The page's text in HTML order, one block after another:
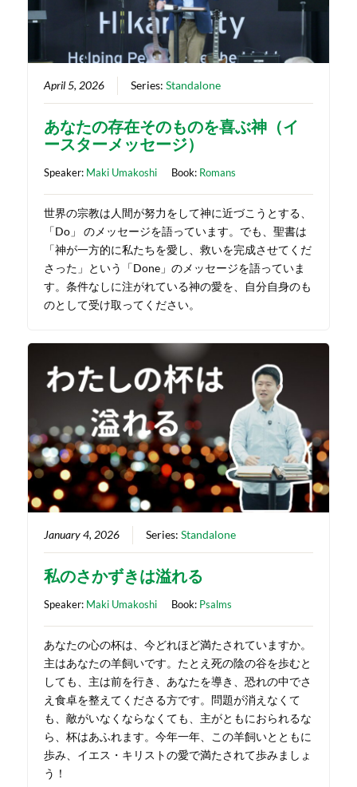
April 5, 2026 Series:Standalone
あなたの存在そのものを喜ぶ神（イ
ースターメッセージ）
Speaker: Maki Umakoshi Book: Romans
世界の宗教は人間が努力をして神に近づこうとする、
「Do」 のメッセージを語っています。でも、聖書は
「神が一方的に私たちを愛し、救いを完成させてくだ
さった」という「Done」のメッセージを語っていま
す。条件なしに注がれている神の愛を、自分自身のも
のとして受け取ってください。
January 4, 2026 Series:Standalone
私のさかずきは溢れる
Speaker: Maki Umakoshi Book: Psalms
あなたの心の杯は、今どれほど満たされていますか。
主はあなたの羊飼いです。たとえ死の陰の谷を歩むと
しても、主は前を行き、あなたを導き、恐れの中でさ
え食卓を整えてくださる方です。問題が消えなくて
も、敵がいなくならなくても、主がともにおられるな
ら、杯はあふれます。今年一年、この羊飼いとともに
歩み、イエス・キリストの愛で満たされて歩みましょ
う！